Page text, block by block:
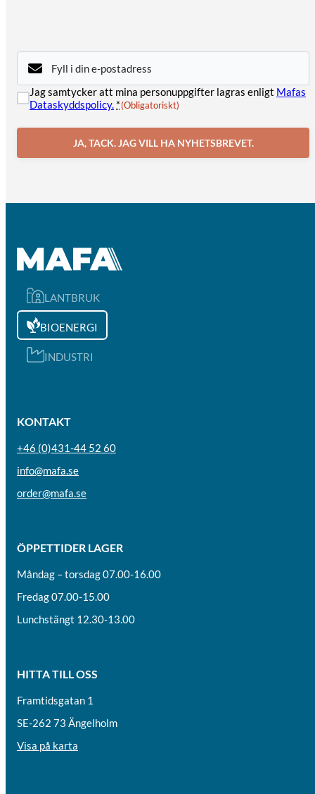
post(Obligatoriskt)
Samtycke(Obligatoriskt)
Jag samtycker att mina personuppgifter lagras enligt Mafas
Dataskyddspolicy. *(Obligatoriskt)
JA, TACK. JAG VILL HA NYHETSBREVET.
LANTBRUK
BIOENERGI
INDUSTRI
KONTAKT
+46 (0)431-44 52 60
info@mafa.se
order@mafa.se
ÖPPETTIDER LAGER
Måndag – torsdag 07.00-16.00
Fredag 07.00-15.00
Lunchstängt 12.30-13.00
HITTA TILL OSS
Framtidsgatan 1
SE-262 73 Ängelholm
Visa på karta